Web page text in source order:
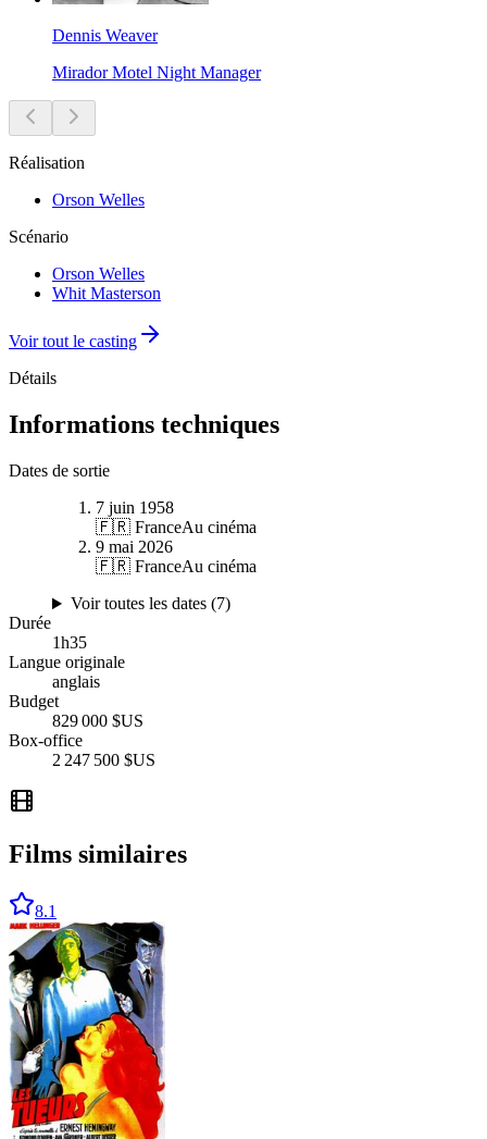
Dennis Weaver
Mirador Motel Night Manager
Réalisation
Orson Welles
Scénario
Orson Welles
Whit Masterson
Voir tout le casting
Détails
Informations techniques
Dates de sortie
7 juin 1958
🇫🇷 FranceAu cinéma
9 mai 2026
🇫🇷 FranceAu cinéma
Voir toutes les dates (7)
Durée
1h35
Langue originale
anglais
Budget
829 000 $US
Box-office
2 247 500 $US
Films similaires
8.1